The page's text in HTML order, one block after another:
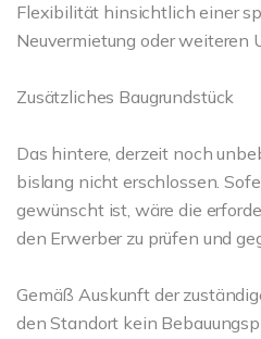
Flexibilität hinsichtlich einer
Neuvermietung oder weiteren
Zusätzliches Baugrundstück
Das hintere, derzeit noch
bislang nicht erschlossen.
gewünscht ist, wäre die
den Erwerber zu prüfen und
Gemäß Auskunft der
den Standort kein